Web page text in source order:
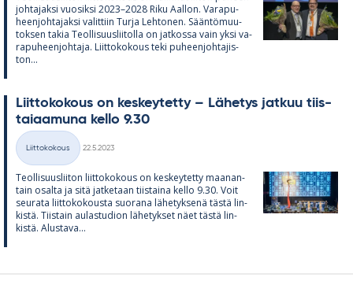
joh­ta­jaksi vuo­siksi 2023–2028 Riku Aal­lon. Va­ra­pu­
heen­joh­ta­jaksi va­lit­tiin Turja Leh­to­nen. Sään­tö­muu­
tok­sen ta­kia Teol­li­suus­lii­tolla on jat­kossa vain yksi va­
ra­pu­heen­joh­taja. Liit­to­ko­kous teki pu­heen­joh­ta­jis­
ton...
Liit­to­ko­kous on kes­key­tetty – Lä­he­tys jat­kuu tiis­
tai­aa­muna kello 9.30
Kategoriat
Liittokokous
22.5.2023
Teol­li­suus­lii­ton liit­to­ko­kous on kes­key­tetty maa­nan­
tain osalta ja sitä jat­ke­taan tiis­taina kello 9.30. Voit
seu­rata liit­to­ko­kousta suo­rana lä­he­tyk­senä tästä lin­
kistä. Tiis­tain au­las­tu­dion lä­he­tyk­set näet tästä lin­
kistä. Alus­tava...